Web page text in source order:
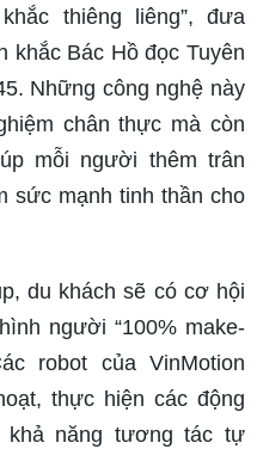
thiêng liêng”, đưa
khắc Bác Hồ đọc Tuyên
Những công nghệ này
chân thực mà còn
mỗi người thêm trân
sức mạnh tinh thần cho
du khách sẽ có cơ hội
người “100% make-
robot của VinMotion
thực hiện các động
năng tương tác tự